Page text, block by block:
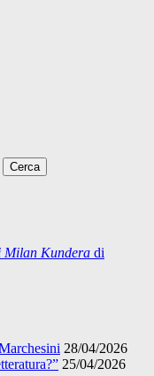
Milan Kundera di
28/04/2026
25/04/2026